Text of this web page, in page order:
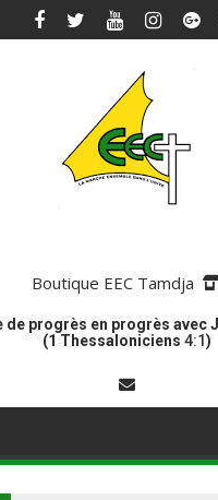
Boutique EEC Tamdja
de progrès en progrès avec
(1 Thessaloniciens 4:1)